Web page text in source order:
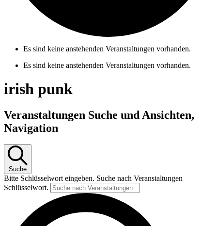
Es sind keine anstehenden Veranstaltungen vorhanden.
Es sind keine anstehenden Veranstaltungen vorhanden.
irish punk
Veranstaltungen Suche und Ansichten,
Navigation
Suche
Bitte Schlüsselwort eingeben. Suche nach Veranstaltungen
Schlüsselwort.